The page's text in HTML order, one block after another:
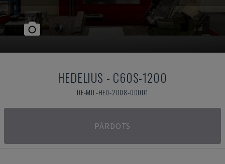
HEDELIUS - C60S-1200
DE-MIL-HED-2008-00001
PĀRDOTS